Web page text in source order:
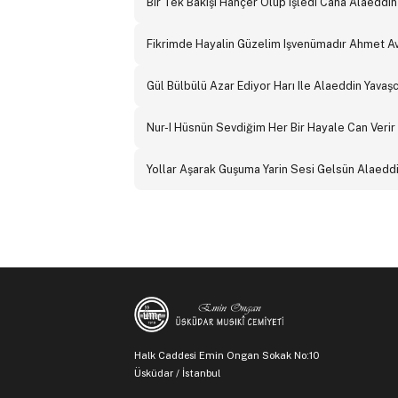
Fikrimde Hayalin Güzelim Işvenümadır Ahmet
Gül Bülbülü Azar Ediyor Harı Ile Alaeddin
Nur-I Hüsnün Sevdiğim Her Bir Hayale Can
Yollar Aşarak Guşuma Yarin Sesi Gelsün
Halk Caddesi Emin Ongan Sokak No:10
Üsküdar / İstanbul